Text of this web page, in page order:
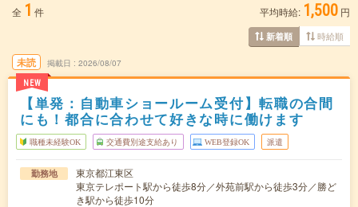
全 1 件 平均時給: 1,500 円
新着順 時給順
未読
NEW
掲載日 2026/08/07
【単発：自動車ショールーム受付】転職の合間
にも！都合に合わせて好きな時に働けます
職種未経験OK 交通費別途支給あり WEB登録OK 派遣
勤務地
東京都江東区
東京テレポート駅から徒歩8分／外苑前駅から徒歩3分／勝ど
き駅から徒歩10分